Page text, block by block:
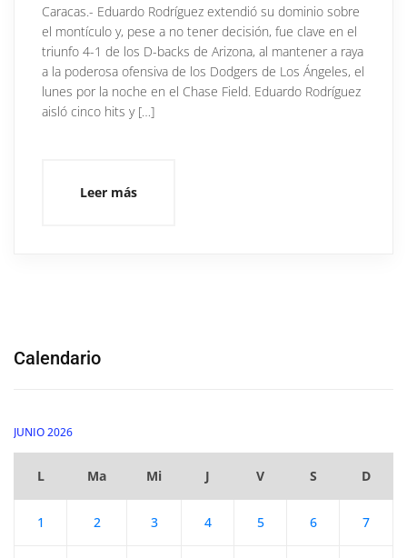
Caracas.- Eduardo Rodríguez extendió su dominio sobre
el montículo y, pese a no tener decisión, fue clave en el
triunfo 4-1 de los D-backs de Arizona, al mantener a raya
a la poderosa ofensiva de los Dodgers de Los Ángeles, el
lunes por la noche en el Chase Field. Eduardo Rodríguez
aisló cinco hits y […]
Leer más
Calendario
JUNIO 2026
L Ma Mi J V S D
1 2 3 4 5 6 7